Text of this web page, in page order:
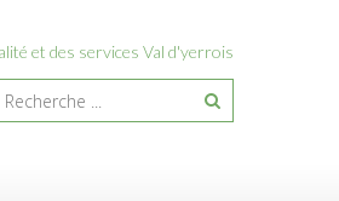
et des services Val d'yerrois